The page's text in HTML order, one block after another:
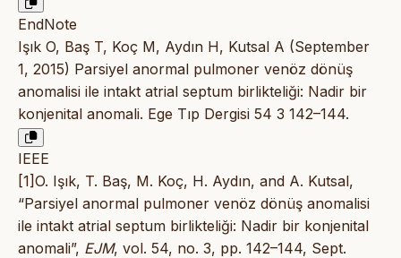
EndNote
Işık O, Baş T, Koç M, Aydın H, Kutsal A (September
1, 2015) Parsiyel anormal pulmoner venöz dönüş
anomalisi ile intakt atrial septum birlikteliği: Nadir bir
konjenital anomali. Ege Tıp Dergisi 54 3 142–144.
IEEE
[1]O. Işık, T. Baş, M. Koç, H. Aydın, and A. Kutsal,
“Parsiyel anormal pulmoner venöz dönüş anomalisi
ile intakt atrial septum birlikteliği: Nadir bir konjenital
anomali”, EJM, vol. 54, no. 3, pp. 142–144, Sept.